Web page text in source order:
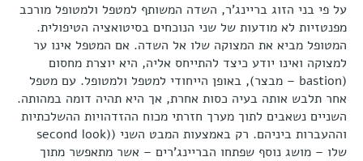
על פי בני הזוג בריינג'ר, השדה המשותף למטפל ולמטופל מורכב
מפנטזיות לא מודעות של שני הנוכחים בסיטואציה הטיפולית.
המטופל מביא את המצוקה שלו אל השדה. אם המטפל אינו ער
למצוקה ואינו יודע כיצד להתייחס אליה, היא יוצרת מחסום
(bastion – מבצר), באופן הייחודי למטפל ולמטופל. עם מטפל
אחר תלבש אותה בעיה כסות אחרת, אך היא תהיה דומה במהותה.
השניים נשאבים לתוך מערך חזרתי מכוח ההזדהויות ההשלכתיות
וההעברות ביניהם. רק באמצעות המבט השני ((second look
שלו – מושג נוסף שפתחו הבריינג'רים – אשר מתאפשר מתוך